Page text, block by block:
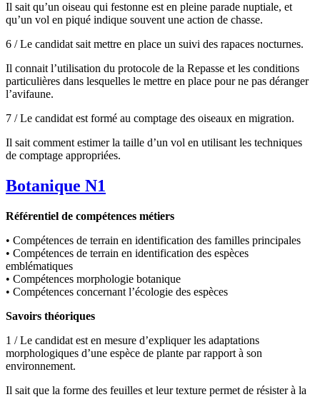
Il sait qu’un oiseau qui festonne est en pleine parade nuptiale, et
qu’un vol en piqué indique souvent une action de chasse.
6 / Le candidat sait mettre en place un suivi des rapaces nocturnes.
Il connait l’utilisation du protocole de la Repasse et les conditions
particulières dans lesquelles le mettre en place pour ne pas déranger
l’avifaune.
7 / Le candidat est formé au comptage des oiseaux en migration.
Il sait comment estimer la taille d’un vol en utilisant les techniques
de comptage appropriées.
Botanique N1
Référentiel de compétences métiers
• Compétences de terrain en identification des familles principales
• Compétences de terrain en identification des espèces
emblématiques
• Compétences morphologie botanique
• Compétences concernant l’écologie des espèces
Savoirs théoriques
1 / Le candidat est en mesure d’expliquer les adaptations
morphologiques d’une espèce de plante par rapport à son
environnement.
Il sait que la forme des feuilles et leur texture permet de résister à la